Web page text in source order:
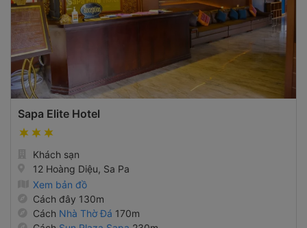
Sapa Elite Hotel
Khách sạn
12 Hoàng Diệu, Sa Pa
Xem bản đồ
Cách đây 130m
Cách Nhà Thờ Đá 170m